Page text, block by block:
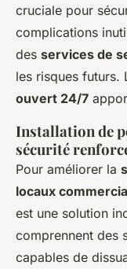
cruciale pour
complications
des services de
les risques futurs.
ouvert 24/7
Installation de
sécurité
Pour améliorer la
locaux
est une solution
comprennent des
capables de